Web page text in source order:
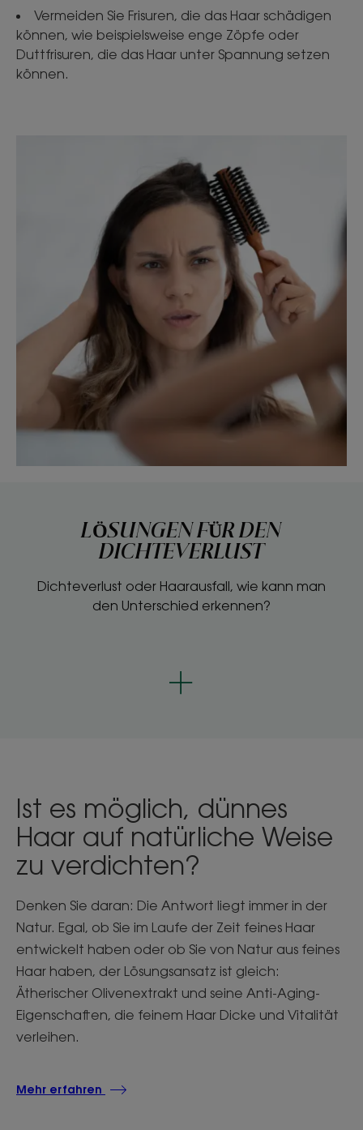
Vermeiden Sie Frisuren, die das Haar schädigen
können, wie beispielsweise enge Zöpfe oder
Duttfrisuren, die das Haar unter Spannung setzen
können.
LÖSUNGEN FÜR DEN
DICHTEVERLUST
Dichteverlust oder Haarausfall, wie kann man
den Unterschied erkennen?
Ist es möglich, dünnes
Haar auf natürliche Weise
zu verdichten?
Denken Sie daran: Die Antwort liegt immer in der
Natur. Egal, ob Sie im Laufe der Zeit feines Haar
entwickelt haben oder ob Sie von Natur aus feines
Haar haben, der Lösungsansatz ist gleich:
Ätherischer Olivenextrakt und seine Anti-Aging-
Eigenschaften, die feinem Haar Dicke und Vitalität
verleihen.
Mehr erfahren